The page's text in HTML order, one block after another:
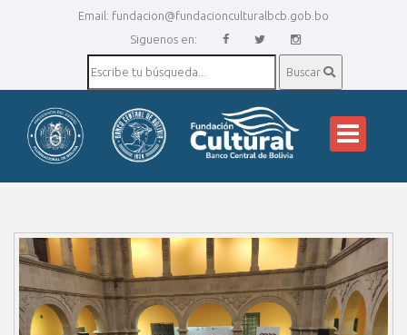
Email: fundacion@fundacionculturalbcb.gob.bo
Siguenos en:
Buscar